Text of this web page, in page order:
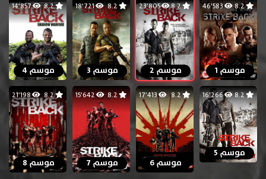
8.2 46٬583
موسم 1
8.2 23٬805
موسم 2
18٬721
موسم 3
8.2 14٬857
موسم 4
8.2 16٬266
موسم 5
8.2 17٬413
موسم 6
8.2 15٬642
موسم 7
8.2 21٬198
موسم 8